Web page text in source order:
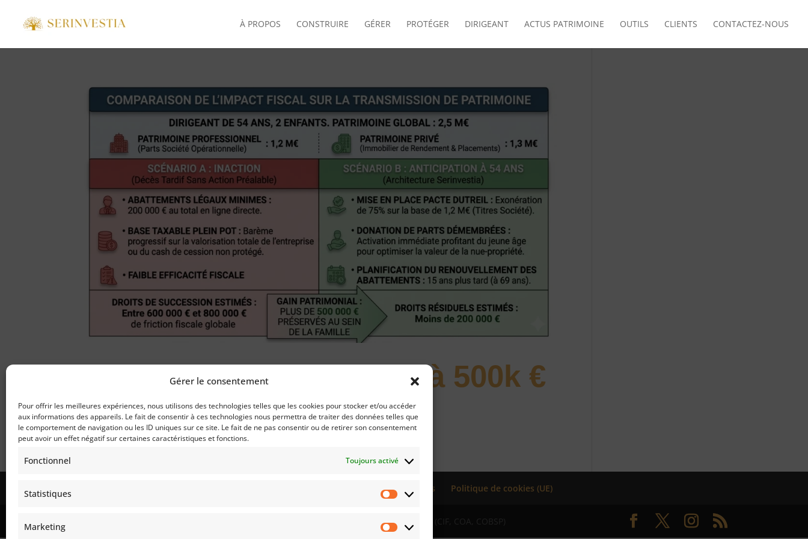
Gérer le consentement
Pour offrir les meilleures expériences, nous utilisons des technologies telles que les cookies pour stocker et/ou accéder
aux informations des appareils. Le fait de consentir à ces technologies nous permettra de traiter des données telles que
le comportement de navigation ou les ID uniques sur ce site. Le fait de ne pas consentir ou de retirer son consentement
peut avoir un effet négatif sur certaines caractéristiques et fonctions.
Fonctionnel Toujours activé
Statistiques Statistiques
Marketing Marketing
À PROPOS CONSTRUIRE GÉRER PROTÉGER DIRIGEANT ACTUS PATRIMOINE OUTILS CLIENTS CONTACTEZ-NOUS
Transmission : l’erreur à 500k €
29 - Mai - 2026|Allocation,Fiscalité,Transmission
Contactez-Nous Politique de cookies (UE)
SERINVESTIA Patrimoine Clermont-Ferrand, Vichy, Aurillac, Arcachon- ORIAS : 25002711 (CIF, COA, COBSP)